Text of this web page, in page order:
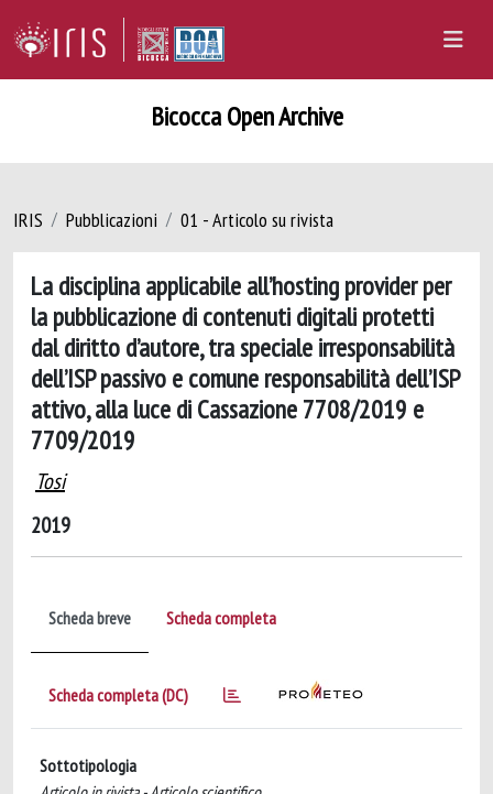
Bicocca Open Archive
IRIS Pubblicazioni 01 - Articolo su rivista
La disciplina applicabile all’hosting provider per
la pubblicazione di contenuti digitali protetti
dal diritto d’autore, tra speciale irresponsabilità
dell’ISP passivo e comune responsabilità dell’ISP
attivo, alla luce di Cassazione 7708/2019 e
7709/2019
Tosi
2019
Scheda breve Scheda completa
Scheda completa (DC)
Sottotipologia